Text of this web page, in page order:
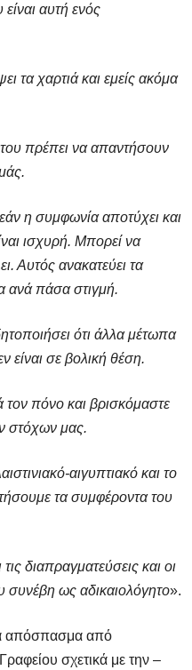
αυτή ενός
τα χαρτιά και εμείς ακόμα
πρέπει να απαντήσουν
η συμφωνία αποτύχει και
ισχυρή. Μπορεί να
Αυτός ανακατεύει τα
ανά πάσα στιγμή.
ότι άλλα μέτωπα
είναι σε βολική θέση.
πόνο και βρισκόμαστε
στόχων μας.
αιγυπτιακό και το
τα συμφέροντα του
διαπραγματεύσεις και οι
ως αδικαιολόγητο».
απόσπασμα από
σχετικά με την –